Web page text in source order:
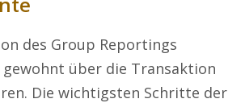
des Group Reportings
gewohnt über die Transaktion
Die wichtigsten Schritte der